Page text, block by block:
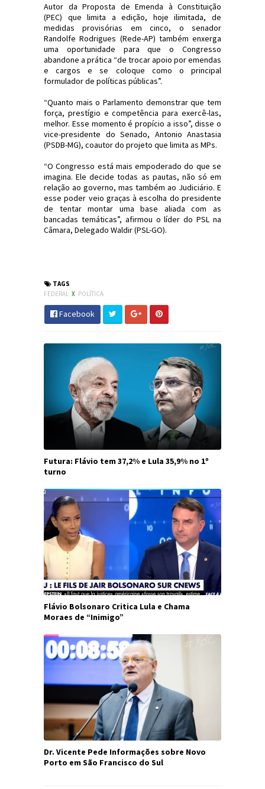
Autor da Proposta de Emenda à Constituição
(PEC) que limita a edição, hoje ilimitada, de
medidas provisórias em cinco, o senador
Randolfe Rodrigues (Rede-AP) também enxerga
uma oportunidade para que o Congresso
abandone a prática “de trocar apoio por emendas
e cargos e se coloque como o principal
formulador de políticas públicas”.
“Quanto mais o Parlamento demonstrar que tem
força, prestígio e competência para exercê-las,
melhor. Esse momento é propício a isso”, disse o
vice-presidente do Senado, Antonio Anastasia
(PSDB-MG), coautor do projeto que limita as MPs.
“O Congresso está mais empoderado do que se
imagina. Ele decide todas as pautas, não só em
relação ao governo, mas também ao Judiciário. E
esse poder veio graças à escolha do presidente
de tentar montar uma base aliada com as
bancadas temáticas”, afirmou o líder do PSL na
Câmara, Delegado Waldir (PSL-GO).
TAGS
FEDERAL X POLÍTICA
Facebook
Futura: Flávio tem 37,2% e Lula 35,9% no 1º
turno
Flávio Bolsonaro Critica Lula e Chama
Moraes de “Inimigo”
Dr. Vicente Pede Informações sobre Novo
Porto em São Francisco do Sul